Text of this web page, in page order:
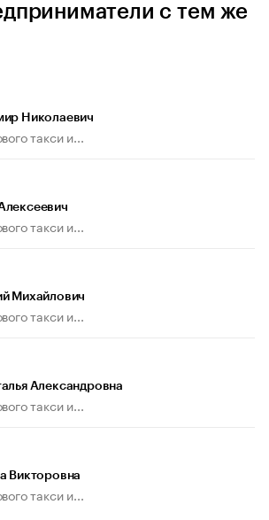
с тем же
Николаевич
такси и...
такси и...
Михайлович
такси и...
Александровна
такси и...
Викторовна
такси и...